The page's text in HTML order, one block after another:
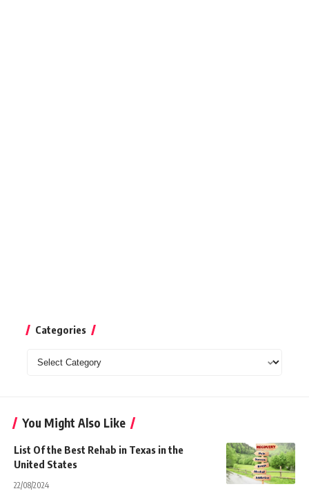
Categories
Categories
You Might Also Like
List Of the Best Rehab in Texas in the
United States
22/08/2024